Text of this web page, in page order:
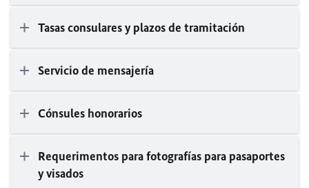
Tasas consulares y plazos de tramitación
Servicio de mensajería
Cónsules honorarios
Requerimentos para fotografías para pasaportes
y visados